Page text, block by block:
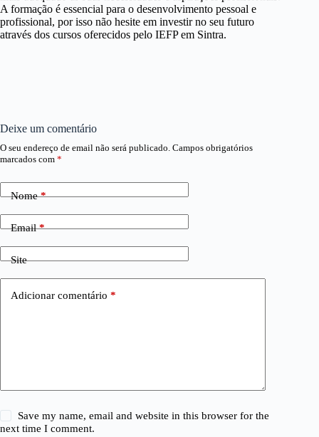
A formação é essencial para o desenvolvimento pessoal e
profissional, por isso não hesite em investir no seu futuro
através dos cursos oferecidos pelo IEFP em Sintra.
Deixe um comentário
O seu endereço de email não será publicado. Campos obrigatórios
marcados com *
Nome*
Email*
Site
Adicionar comentário *
Save my name, email and website in this browser for the
next time I comment.